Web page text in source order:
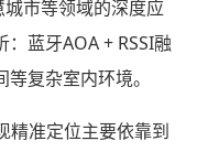
市等领域的深度应
蓝牙AOA + RSSI融
复杂室内环境。
精准定位主要依靠到